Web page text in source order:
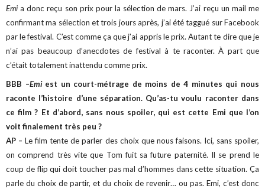
Emi a donc reçu son prix pour la sélection de mars. J’ai reçu un mail me
confirmant ma sélection et trois jours après, j’ai été taggué sur Facebook
par le festival. C’est comme ça que j’ai appris le prix.Autant te dire que je
n’ai pas beaucoup d’anecdotes de festival à te raconter. À part que
c’était totalement inattendu comme prix.
BBB –Emiest un court-métrage de moins de 4 minutes qui nous
raconte l’histoire d’une séparation. Qu’as-tu voulu raconter dans
ce film ? Et d’abord, sans nous spoiler, qui est cette Emi que l’on
voit finalement très peu ?
AP – Le film tente de parler des choix que nous faisons. Ici, sans spoiler,
on comprend très vite que Tom fuit sa future paternité. Il se prend le
coup de flip qui doit toucher pas mal d’hommes dans cette situation. Ça
parle du choix de partir, et du choix de revenir… ou pas. Emi, c’est donc